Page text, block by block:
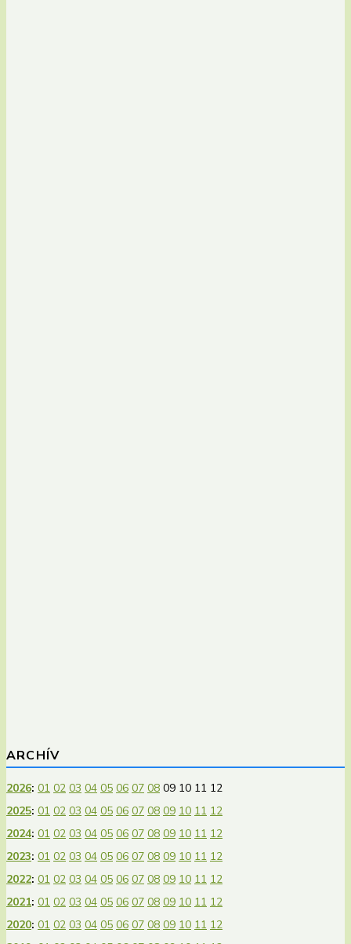
ARCHÍV
2026: 01 02 03 04 05 06 07 08 09 10 11 12
2025: 01 02 03 04 05 06 07 08 09 10 11 12
2024: 01 02 03 04 05 06 07 08 09 10 11 12
2023: 01 02 03 04 05 06 07 08 09 10 11 12
2022: 01 02 03 04 05 06 07 08 09 10 11 12
2021: 01 02 03 04 05 06 07 08 09 10 11 12
2020: 01 02 03 04 05 06 07 08 09 10 11 12